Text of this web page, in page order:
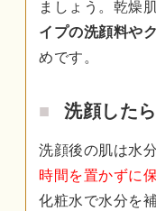
ましょう。乾燥
イプの洗顔料や
めです。
洗顔した
洗顔後の肌は水
時間を置かずに
化粧水で水分を